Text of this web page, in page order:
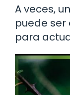
A veces,
puede ser
para